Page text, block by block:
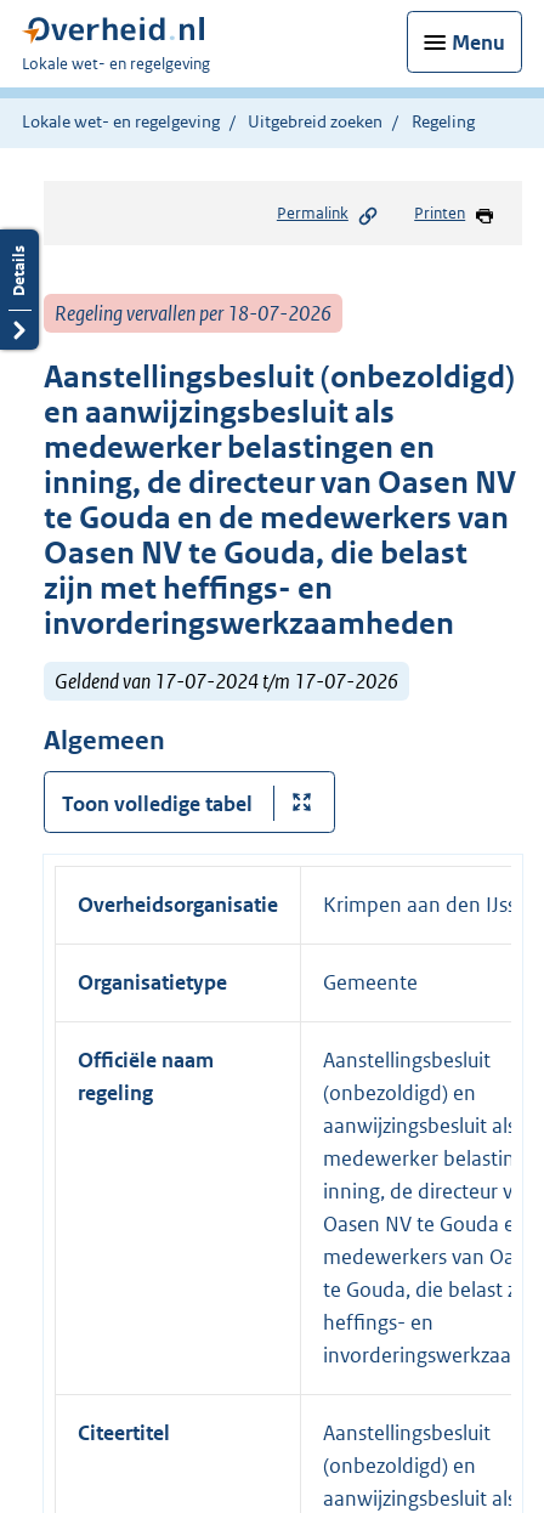
Menu
U
bent
hier:
Lokale wet- en regelgeving
Lokale wet- en regelgeving Uitgebreid zoeken Regeling
Permalink Printen
Regeling vervallen per 18-07-2026
Aanstellingsbesluit (onbezoldigd)
en aanwijzingsbesluit als
medewerker belastingen en
inning, de directeur van Oasen NV
te Gouda en de medewerkers van
Oasen NV te Gouda, die belast
zijn met heffings- en
invorderingswerkzaamheden
Geldend van 17-07-2024 t/m 17-07-2026
Algemeen
Toon volledige tabel
Overheidsorganisatie Krimpen aan den IJssel
Organisatietype Gemeente
Officiële naam
regeling
Aanstellingsbesluit
(onbezoldigd) en
aanwijzingsbesluit als
medewerker
inning, de directeur van
Oasen NV te Gouda en
medewerkers van
te Gouda, die belast
heffings- en
Citeertitel
Aanstellingsbesluit
(onbezoldigd) en
aanwijzingsbesluit als